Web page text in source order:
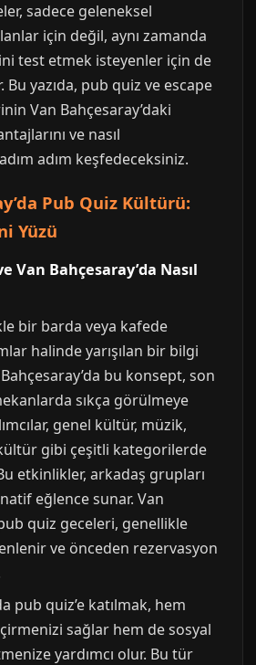
sadece geleneksel
için değil, aynı zamanda
test etmek isteyenler için de
Bu yazıda, pub quiz ve escape
Van Bahçesaray’daki
ve nasıl
adım keşfedeceksiniz.
Pub Quiz Kültürü:
Yüzü
Van Bahçesaray’da Nasıl
bir barda veya kafede
halinde yarışılan bir bilgi
Bahçesaray’da bu konsept, son
sıkça görülmeye
genel kültür, müzik,
gibi çeşitli kategorilerde
etkinlikler, arkadaş grupları
eğlence sunar. Van
quiz geceleri, genellikle
ve önceden rezervasyon
pub quiz’e katılmak, hem
sağlar hem de sosyal
yardımcı olur. Bu tür